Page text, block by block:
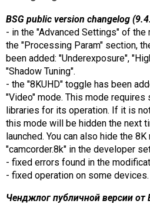
BSG public version changelog
- in the "Advanced Settings" of
the "Processing Param" section,
been added: "Underexposure",
"Shadow Tuning".
- the "8KUHD" toggle has been
"Video" mode. This mode
libraries for its operation. If it is
this mode will be hidden the next
launched. You can also hide the
"camcorder.8k" in the developer
- fixed errors found in the
- fixed operation on some devices.
Ченджлог публичной версии от